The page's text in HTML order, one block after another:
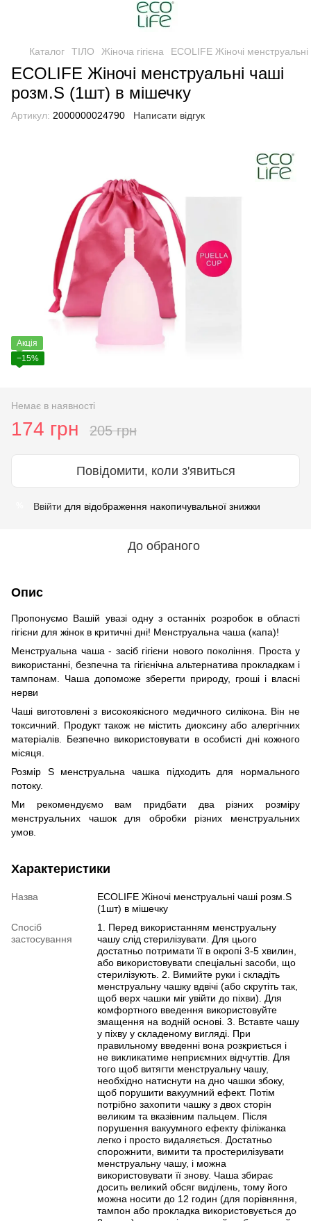
Каталог ТІЛО Жіноча гігієна ECOLIFE Жіночі
ECOLIFE Жіночі менструальні чаші
розм.S (1шт) в мішечку
Артикул: 2000000024790 Написати відгук
Акція
−15%
Немає в наявності
174 грн 205 грн
Повідомити, коли з'явиться
Ввійти для відображення накопичувальної знижки
До обраного
Опис
Пропонуємо Вашій увазі одну з останніх розробок в області
гігієни для жінок в критичні дні! Менструальна чаша (капа)!
Менструальна чаша - засіб гігієни нового покоління. Проста у
використанні, безпечна та гігієнічна альтернатива прокладкам і
тампонам. Чаша допоможе зберегти природу, гроші і власні
нерви
Чаші виготовлені з високоякісного медичного силікона. Він не
токсичний. Продукт також не містить диоксину або алергічних
матеріалів. Безпечно використовувати в особисті дні кожного
місяця.
Розмір S менструальна чашка підходить для нормального
потоку.
Ми рекомендуємо вам придбати два різних розміру
менструальних чашок для обробки різних менструальних
умов.
Характеристики
Назва
ECOLIFE Жіночі менструальні чаші розм.S
(1шт) в мішечку
Спосіб
застосування
1. Перед використанням менструальну
чашу слід стерилізувати. Для цього
достатньо потримати її в окропі 3-5 хвилин,
або використовувати спеціальні засоби, що
стерилізують. 2. Вимийте руки і складіть
менструальну чашку вдвічі (або скрутіть так,
щоб верх чашки міг увійти до піхви). Для
комфортного введення використовуйте
змащення на водній основі. 3. Вставте чашу
у піхву у складеному вигляді. При
правильному введенні вона розкриється і
не викликатиме неприємних відчуттів. Для
того щоб витягти менструальну чашу,
необхідно натиснути на дно чашки збоку,
щоб порушити вакуумний ефект. Потім
потрібно захопити чашку з двох сторін
великим та вказівним пальцем. Після
порушення вакуумного ефекту філіжанка
легко і просто видаляється. Достатньо
спорожнити, вимити та простерилізувати
менструальну чашу, і можна
використовувати її знову. Чаша збирає
досить великий обсяг виділень, тому його
можна носити до 12 годин (для порівняння,
тампон або прокладка використовується до